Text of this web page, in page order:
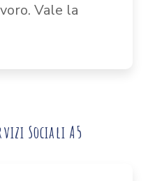
Vale la
Sociali A5